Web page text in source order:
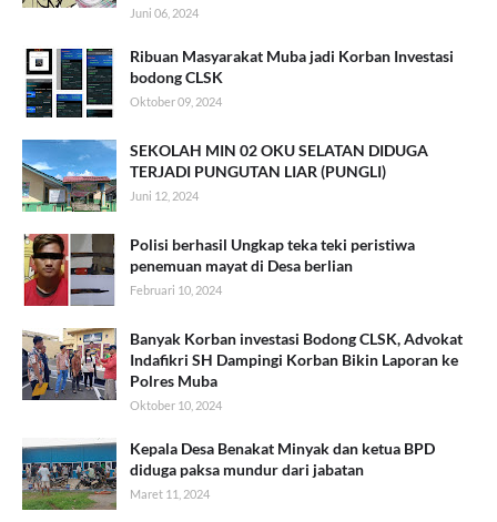
Juni 06, 2024
Ribuan Masyarakat Muba jadi Korban Investasi
bodong CLSK
Oktober 09, 2024
SEKOLAH MIN 02 OKU SELATAN DIDUGA
TERJADI PUNGUTAN LIAR (PUNGLI)
Juni 12, 2024
Polisi berhasil Ungkap teka teki peristiwa
penemuan mayat di Desa berlian
Februari 10, 2024
Banyak Korban investasi Bodong CLSK, Advokat
Indafikri SH Dampingi Korban Bikin Laporan ke
Polres Muba
Oktober 10, 2024
Kepala Desa Benakat Minyak dan ketua BPD
diduga paksa mundur dari jabatan
Maret 11, 2024